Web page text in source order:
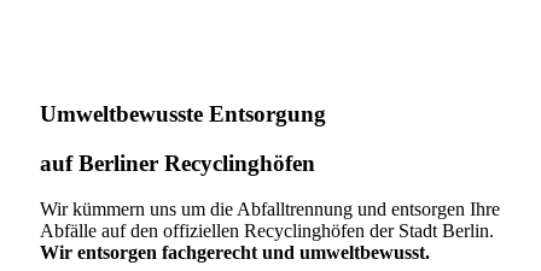
Umweltbewusste Entsorgung
auf Berliner Recyclinghöfen​
Wir kümmern uns um die Abfalltrennung und entsorgen Ihre
Abfälle auf den offiziellen Recyclinghöfen der Stadt Berlin.
Wir entsorgen fachgerecht und umweltbewusst.